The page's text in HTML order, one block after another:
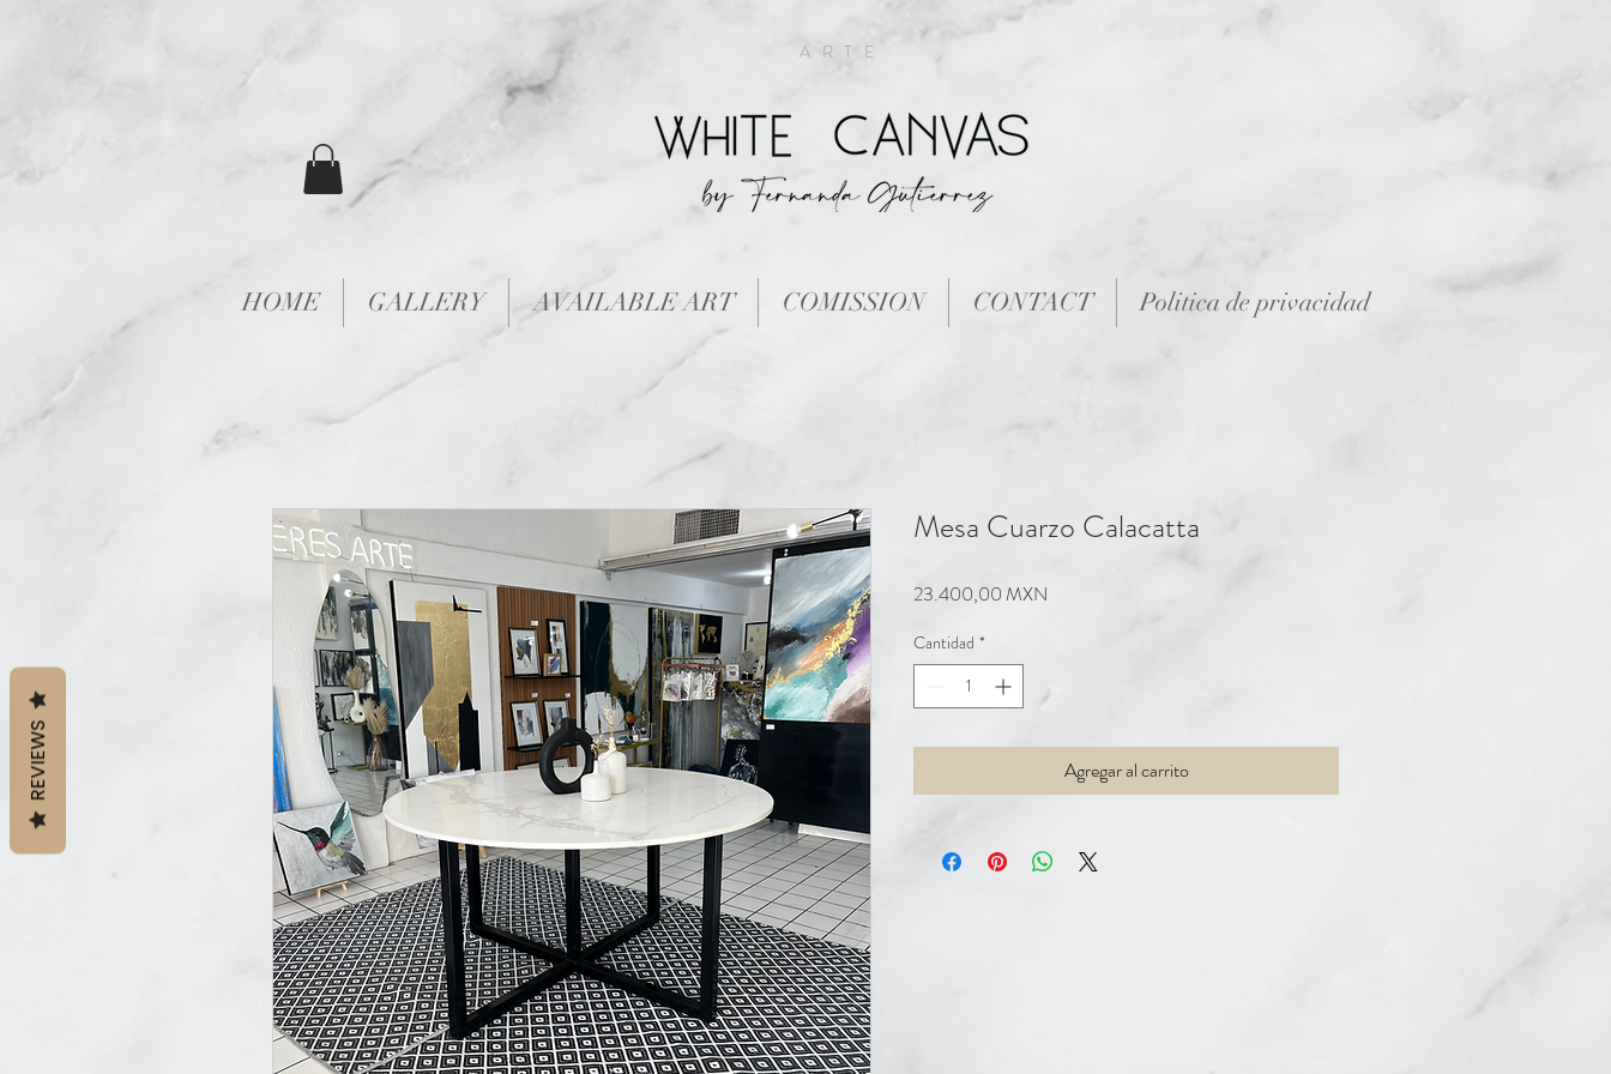
ARTE
HOME GALLERY AVAILABLE ART COMISSION CONTACT Politica de privacidad
Mesa Cuarzo Calacatta
23.400,00 MXN
Cantidad *
Agregar al carrito
REVIEWS